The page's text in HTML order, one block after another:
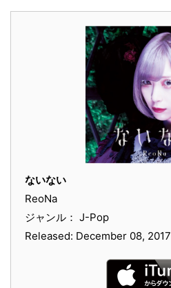
ないない
ReoNa
ジャンル： J-Pop
Released: December 08, 2017